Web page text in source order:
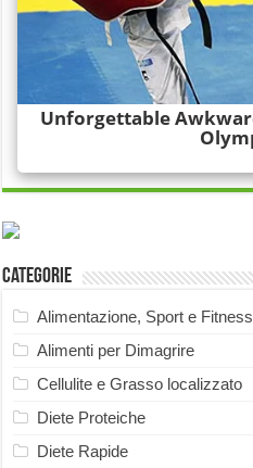
Categorie
Alimentazione, Sport e Fitness
Alimenti per Dimagrire
Cellulite e Grasso localizzato
Diete Proteiche
Diete Rapide